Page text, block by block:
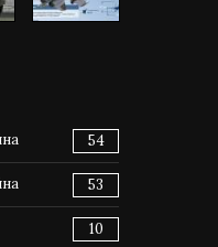
54
53
10